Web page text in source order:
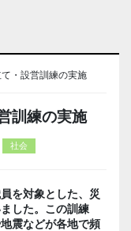
・設営訓練の実施
訓練の実施
社会
を対象とした、災
した。この訓練
震などが各地で頻